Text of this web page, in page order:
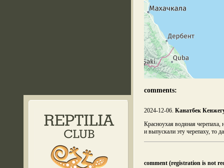
comments:
2024-12-06. Канатбек
Красноухая водяная
и выпускали эту черепаху, то
comment (registration is not